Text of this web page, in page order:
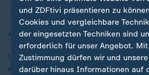
"Neue transatlantische
US-PräsidentDonald Trumphatte
erklärt, europäische Friedenstruppen
und ZDFtivi präsentieren zu
Cookies und vergleichbare
der eingesetzten Techniken sind
erforderlich für unser Angebot.
Zustimmung dürfen wir und
darüber hinaus Informationen auf